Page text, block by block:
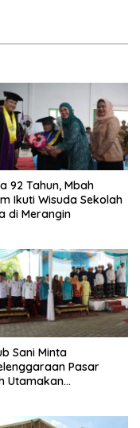
92 Tahun, Mbah
Ikuti Wisuda Sekolah
di Merangin
Sani Minta
Pasar
Utamakan